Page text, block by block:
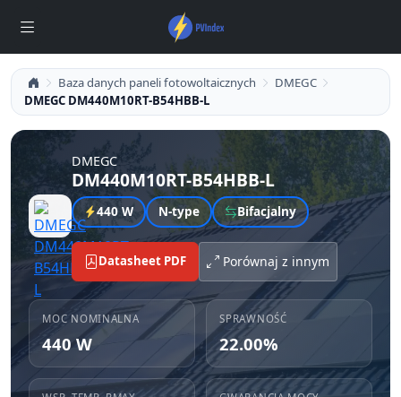
Baza danych paneli fotowoltaicznych
DMEGC
DMEGC DM440M10RT-B54HBB-L
DMEGC
DM440M10RT-B54HBB-L
440 W N-type Bifacjalny
Datasheet PDF Porównaj z innym
MOC NOMINALNA
440 W
SPRAWNOŚĆ
22.00%